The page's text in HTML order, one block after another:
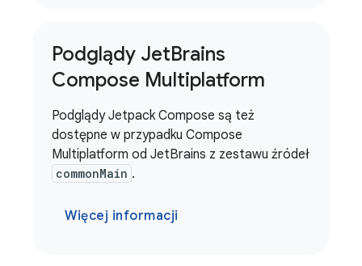
Podglądy JetBrains
Compose Multiplatform
Podglądy Jetpack Compose są też
dostępne w przypadku Compose
Multiplatform od JetBrains z zestawu źródeł
commonMain .
Więcej informacji